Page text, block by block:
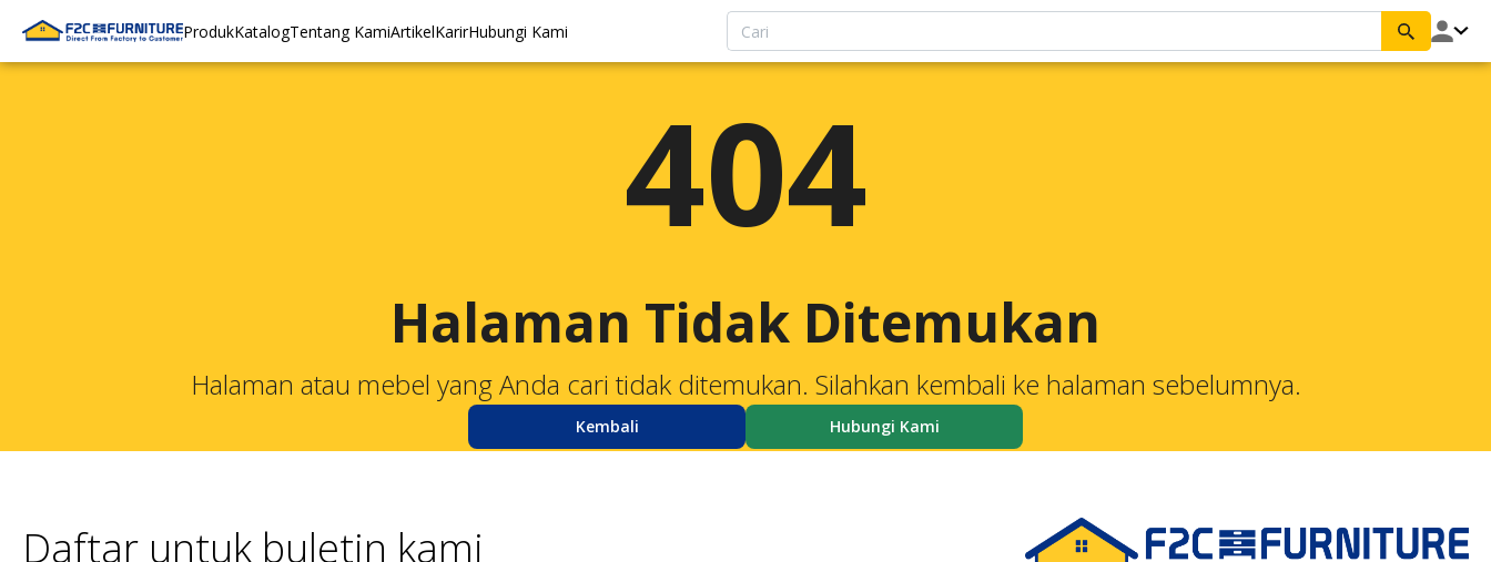
ProdukKatalogTentang KamiArtikelKarirHubungi Kami
404
Halaman Tidak Ditemukan
Halaman atau mebel yang Anda cari tidak ditemukan. Silahkan kembali ke halaman sebelumnya.
Kembali Hubungi Kami
Daftar untuk buletin kami